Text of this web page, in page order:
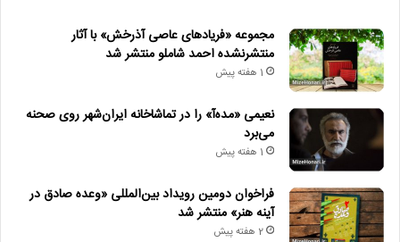
مجموعه «فریادهای عاصی آذرخش» با آثار
منتشرنشده احمد شاملو منتشر شد
1 هفته پیش
نعیمی «مده‌آ» را در تماشاخانه ایران‌شهر روی صحنه
می‌برد
1 هفته پیش
فراخوان دومین رویداد بین‌المللی «وعده صادق در
آینه هنر» منتشر شد
2 هفته پیش